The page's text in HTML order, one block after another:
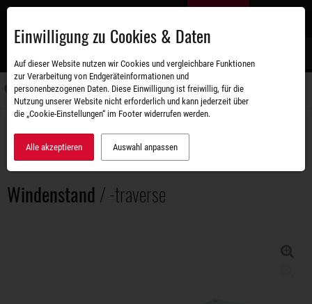
Zum
Windenstand / -traverse
Einwilligung zu Cookies & Daten
Auf dieser Website nutzen wir Cookies und vergleichbare Funktionen
zur Verarbeitung von Endgeräteinformationen und
personenbezogenen Daten. Diese Einwilligung ist freiwillig, für die
Nutzung unserer Website nicht erforderlich und kann jederzeit über
die „Cookie-Einstellungen“ im Footer widerrufen werden.
Alle akzeptieren Auswahl anpassen